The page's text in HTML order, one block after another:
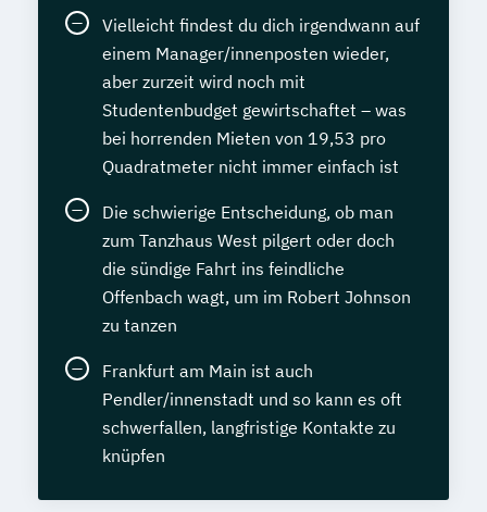
Vielleicht findest du dich irgendwann auf
einem Manager/innenposten wieder,
aber zurzeit wird noch mit
Studentenbudget gewirtschaftet – was
bei horrenden Mieten von 19,53 pro
Quadratmeter nicht immer einfach ist
Die schwierige Entscheidung, ob man
zum Tanzhaus West pilgert oder doch
die sündige Fahrt ins feindliche
Offenbach wagt, um im Robert Johnson
zu tanzen
Frankfurt am Main ist auch
Pendler/innenstadt und so kann es oft
schwerfallen, langfristige Kontakte zu
knüpfen